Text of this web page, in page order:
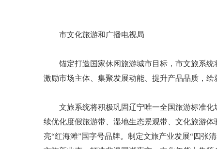
市文化旅游和广播电视局
锚定打造国家休闲旅游城市目标，市文旅系统
激励市场主体、集聚发展动能、提升产品品质，
文旅系统将积极巩固辽宁唯一全国旅游标准化
续优化度假旅游带、湿地生态景观带、文化旅游
亮“红海滩”国字号品牌。制定文旅产业发展“四张